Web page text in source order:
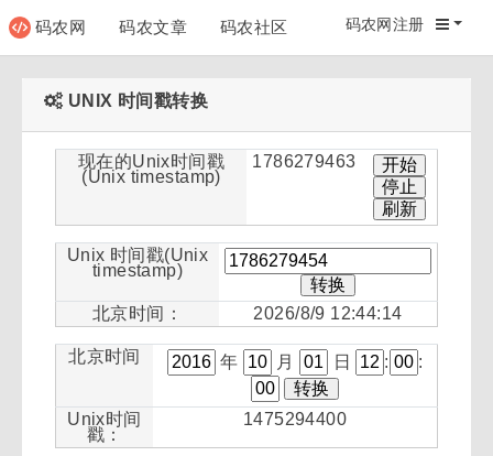
码农网 码农文章 码农社区 码农教程 码农网分
码农网注册
UNIX 时间戳转换
现在的Unix时间戳
(Unix timestamp)
1786279463
Unix 时间戳(Unix
timestamp)
北京时间： 2026/8/9 12:44:14
北京时间 年 月 日 : :
Unix时间
戳：
1475294400